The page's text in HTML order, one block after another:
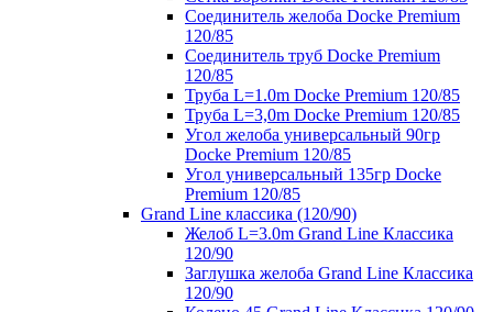
Соединитель желоба Docke Premium
120/85
Соединитель труб Docke Premium
120/85
Труба L=1.0m Docke Premium 120/85
Труба L=3,0m Docke Premium 120/85
Угол желоба универсальный 90гр
Docke Premium 120/85
Угол универсальный 135гр Docke
Premium 120/85
Grand Line классика (120/90)
Желоб L=3.0m Grand Line Классика
120/90
Заглушка желоба Grand Line Классика
120/90